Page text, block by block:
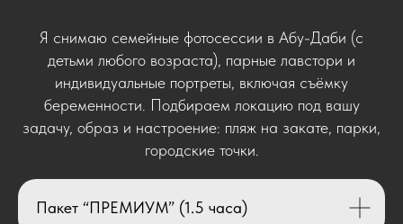
Я снимаю семейные фотосессии в Абу-Даби (с
детьми любого возраста), парные лавстори и
индивидуальные портреты, включая съёмку
беременности. Подбираем локацию под вашу
задачу, образ и настроение: пляж на закате, парки,
городские точки.
Пакет “ПРЕМИУМ” (1.5 часа)